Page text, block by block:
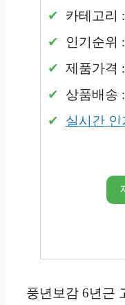
카테고리
인기순위
제품가격
상품배송
실시간 인
풍년보감 6년근